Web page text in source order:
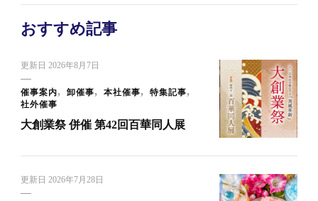
おすすめ記事
更新日 2026年8月7日
催事案内 卸催事 本社催事
特集記事
社外催事
大創業祭 併催 第42回百華同人展
更新日 2026年7月28日